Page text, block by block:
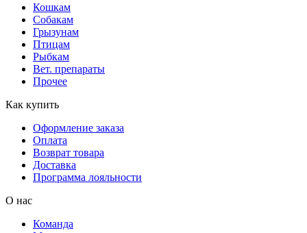
Кошкам
Собакам
Грызунам
Птицам
Рыбкам
Вет. препараты
Прочее
Как купить
Оформление заказа
Оплата
Возврат товара
Доставка
Программа лояльности
О нас
Команда